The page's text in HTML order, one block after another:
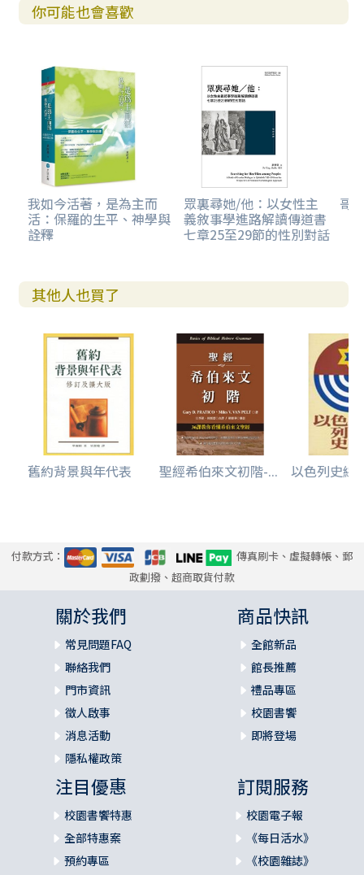
你可能也會喜歡
我如今活著，是為主而
活：保羅的生平、神學與
詮釋
眾裏尋她/他：以女性主
義敘事學進路解讀傳道書
七章25至29節的性別對話
哥
其他人也買了
舊約背景與年代表 聖經希伯來文初階-... 以色列史綜
付款方式：
傳真刷卡、虛擬轉帳、郵
政劃撥、超商取貨付款
關於我們
常見問題FAQ
聯絡我們
門市資訊
徵人啟事
消息活動
隱私權政策
商品快訊
全館新品
館長推薦
禮品專區
校園書饗
即將登場
注目優惠
校園書饗特惠
全部特惠案
預約專區
訂閱服務
校園電子報
《每日活水》
《校園雜誌》